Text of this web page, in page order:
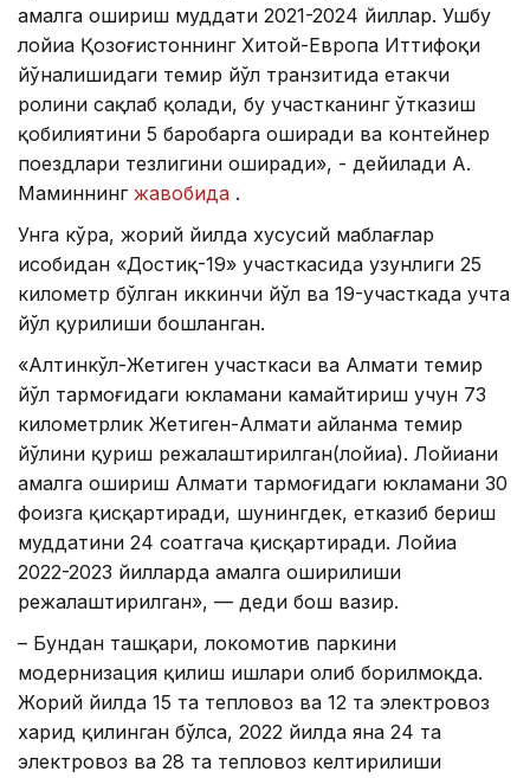
амалга ошириш муддати 2021-2024 йиллар. Ушбу
лойиҳа Қозоғистоннинг Хитой-Европа Иттифоқи
йўналишидаги темир йўл транзитида етакчи
ролини сақлаб қолади, бу участканинг ўтказиш
қобилиятини 5 баробарга оширади ва контейнер
поездлари тезлигини оширади», - дейилади А.
Маминнинг жавобида .
Унга кўра, жорий йилда хусусий маблағлар
ҳисобидан «Достиқ-19» участкасида узунлиги 25
километр бўлган иккинчи йўл ва 19-участкада учта
йўл қурилиши бошланган.
«Алтинкўл-Жетиген участкаси ва Алмати темир
йўл тармоғидаги юкламани камайтириш учун 73
километрлик Жетиген-Алмати айланма темир
йўлини қуриш режалаштирилган(лойиҳа). Лойиҳани
амалга ошириш Алмати тармоғидаги юкламани 30
фоизга қисқартиради, шунингдек, етказиб бериш
муддатини 24 соатгача қисқартиради. Лойиҳа
2022-2023 йилларда амалга оширилиши
режалаштирилган», — деди бош вазир.
– Бундан ташқари, локомотив паркини
модернизация қилиш ишлари олиб борилмоқда.
Жорий йилда 15 та тепловоз ва 12 та электровоз
харид қилинган бўлса, 2022 йилда яна 24 та
электровоз ва 28 та тепловоз келтирилиши